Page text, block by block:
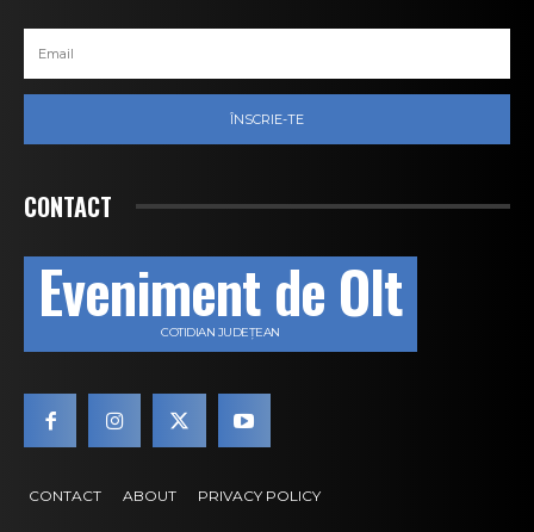
ÎNSCRIE-TE
CONTACT
Eveniment de Olt
COTIDIAN JUDEȚEAN
CONTACT ABOUT PRIVACY POLICY